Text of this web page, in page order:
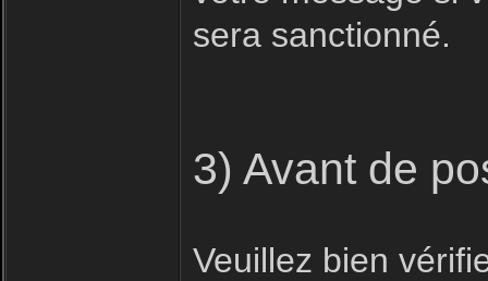
sera sanctionné.
3) Avant de
Veuillez bien